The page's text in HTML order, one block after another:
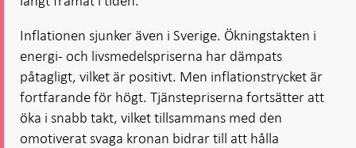
Inflationen sjunker även i Sverige. Ökningstakten i
energi- och livsmedelspriserna har dämpats
påtagligt, vilket är positivt. Men inflationstrycket är
fortfarande för högt. Tjänstepriserna fortsätter att
öka i snabb takt, vilket tillsammans med den
omotiverat svaga kronan bidrar till att hålla